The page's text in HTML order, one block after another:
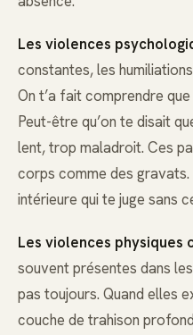
Les violences
constantes, les
On t’a fait comprendre que
Peut-être qu’on te disait
lent, trop maladroit. Ces
corps comme des
intérieure qui te juge sans
Les violences physiques
souvent présentes dans
pas toujours. Quand elles
couche de trahison